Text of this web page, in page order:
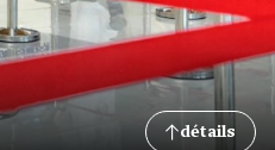
détails